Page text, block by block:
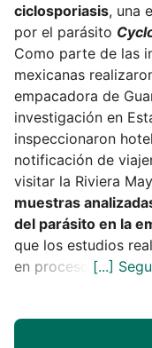
ciclosporiasis, una
por el parásito
Como parte de las
mexicanas
empacadora de
investigación en
inspeccionaron
notificación de
visitar la Riviera
muestras
del parásito en la
que los estudios
en proceso.